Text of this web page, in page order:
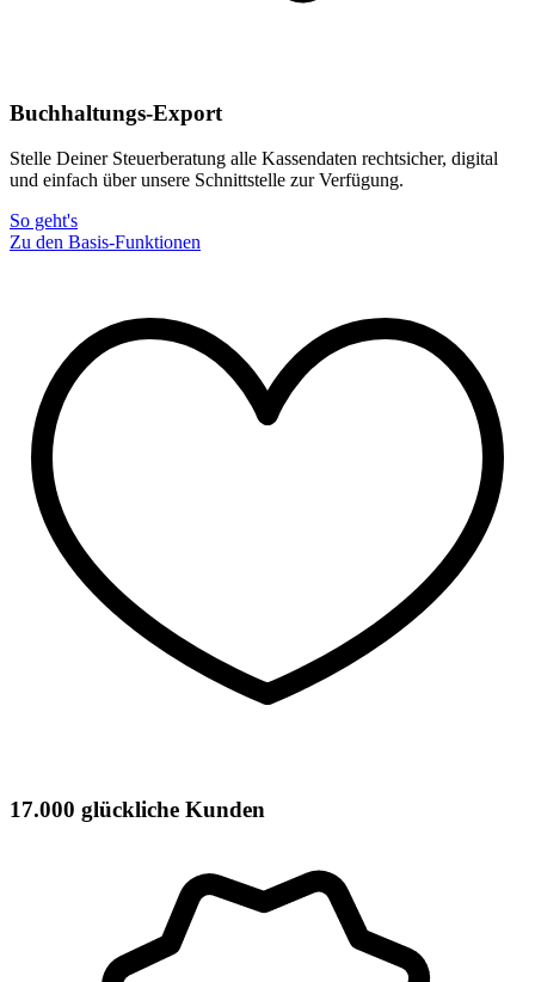
Buchhaltungs-Export
Stelle Deiner Steuerberatung alle Kassendaten rechtsicher, digital
und einfach über unsere Schnittstelle zur Verfügung.
So geht's
Zu den Basis-Funktionen
17.000 glückliche Kunden